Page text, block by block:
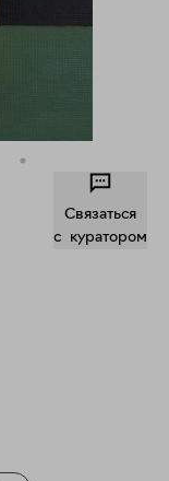
Связаться
c куратором